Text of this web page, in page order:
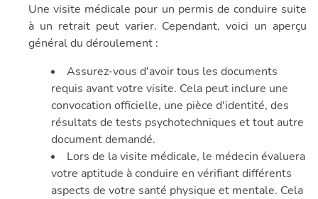
avec d'autres informations que vous leur avez fournies
ou qu'ils ont collectées lors de votre utilisation de leurs
services.
Une visite médicale pour un permis de conduire suite
à un retrait peut varier. Cependant, voici un aperçu
général du déroulement :
Assurez-vous d'avoir tous les documents
requis avant votre visite. Cela peut inclure une
convocation officielle, une pièce d'identité, des
résultats de tests psychotechniques et tout autre
document demandé.
Lors de la visite médicale, le médecin évaluera
votre aptitude à conduire en vérifiant différents
aspects de votre santé physique et mentale. Cela